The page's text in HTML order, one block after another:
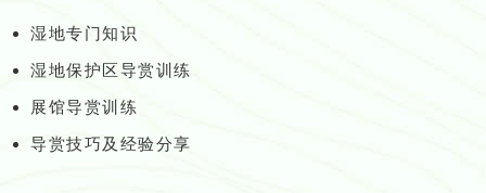
湿地专门知识
湿地保护区导赏训练
展馆导赏训练
导赏技巧及经验分享